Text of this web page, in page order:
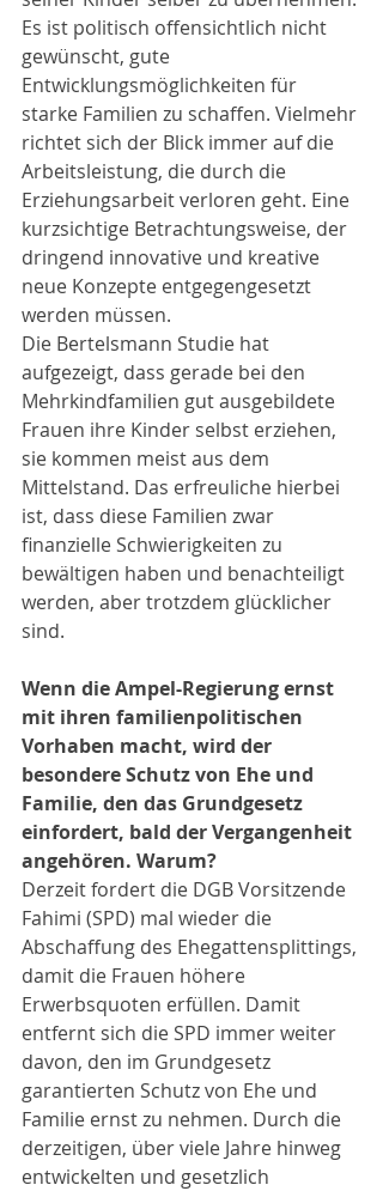
Es ist politisch offensichtlich nicht
gewünscht, gute
Entwicklungsmöglichkeiten für
starke Familien zu schaffen. Vielmehr
richtet sich der Blick immer auf die
Arbeitsleistung, die durch die
Erziehungsarbeit verloren geht. Eine
kurzsichtige Betrachtungsweise, der
dringend innovative und kreative
neue Konzepte entgegengesetzt
werden müssen.
Die Bertelsmann Studie hat
aufgezeigt, dass gerade bei den
Mehrkindfamilien gut ausgebildete
Frauen ihre Kinder selbst erziehen,
sie kommen meist aus dem
Mittelstand. Das erfreuliche hierbei
ist, dass diese Familien zwar
finanzielle Schwierigkeiten zu
bewältigen haben und benachteiligt
werden, aber trotzdem glücklicher
sind.
Wenn die Ampel-Regierung ernst
mit ihren familienpolitischen
Vorhaben macht, wird der
besondere Schutz von Ehe und
Familie, den das Grundgesetz
einfordert, bald der Vergangenheit
angehören. Warum?
Derzeit fordert die DGB Vorsitzende
Fahimi (SPD) mal wieder die
Abschaffung des Ehegattensplittings,
damit die Frauen höhere
Erwerbsquoten erfüllen. Damit
entfernt sich die SPD immer weiter
davon, den im Grundgesetz
garantierten Schutz von Ehe und
Familie ernst zu nehmen. Durch die
derzeitigen, über viele Jahre hinweg
entwickelten und gesetzlich